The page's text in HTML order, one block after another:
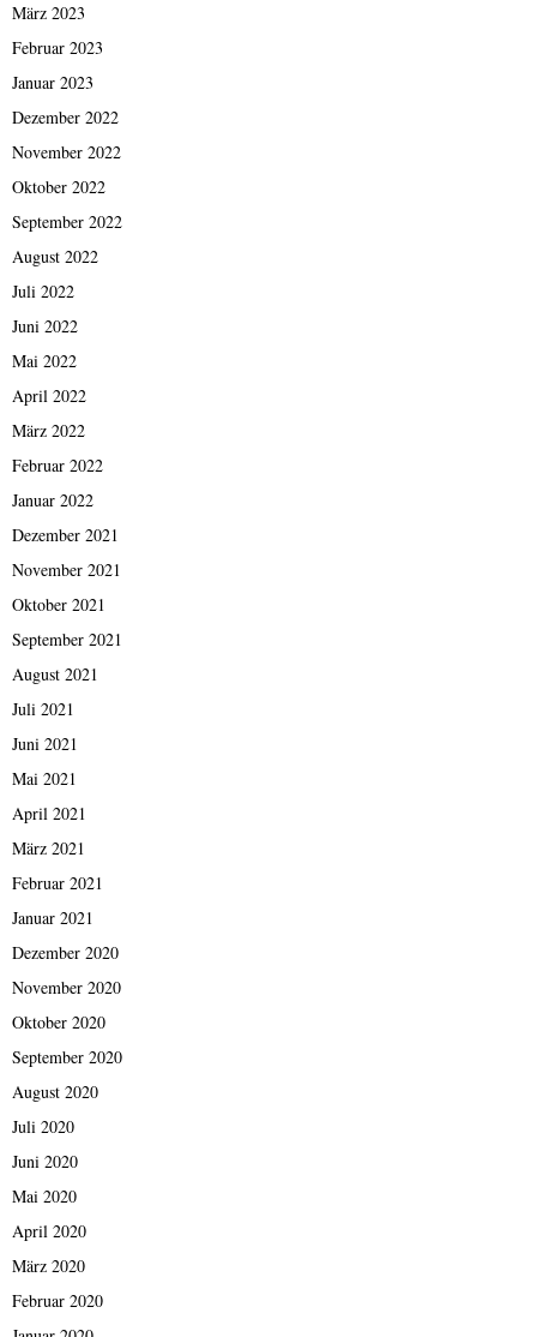
März 2023
Februar 2023
Januar 2023
Dezember 2022
November 2022
Oktober 2022
September 2022
August 2022
Juli 2022
Juni 2022
Mai 2022
April 2022
März 2022
Februar 2022
Januar 2022
Dezember 2021
November 2021
Oktober 2021
September 2021
August 2021
Juli 2021
Juni 2021
Mai 2021
April 2021
März 2021
Februar 2021
Januar 2021
Dezember 2020
November 2020
Oktober 2020
September 2020
August 2020
Juli 2020
Juni 2020
Mai 2020
April 2020
März 2020
Februar 2020